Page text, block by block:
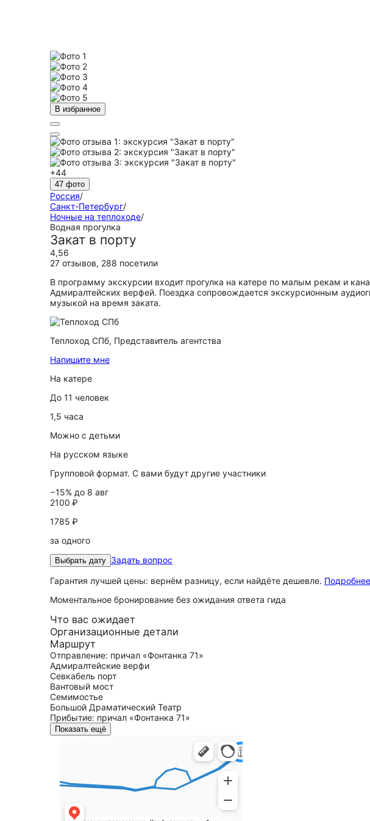
В избранное
+44
47 фото
Россия/
Санкт-Петербург/
Ночные на теплоходе/
Водная прогулка
Закат в порту
4,56
27 отзывов, 288 посетили
В программу экскурсии входит прогулка на катере по малым рекам и
Адмиралтейских верфей. Поездка сопровождается экскурсионным
музыкой на время заката.
Теплоход СПб, Представитель агентства
Напишите мне
На катере
До 11 человек
1,5 часа
Можно с детьми
На русском языке
Групповой формат. С вами будут другие участники
−15% до 8 авг
2100 ₽
1785 ₽
за одного
Выбрать дату Задать вопрос
Гарантия лучшей цены: вернём разницу, если найдёте дешевле. Подробнее
Моментальное бронирование без ожидания ответа гида
Что вас ожидает
Организационные детали
Маршрут
Отправление: причал «Фонтанка 71»
Адмиралтейские верфи
Севкабель порт
Вантовый мост
Семимостье
Большой Драматический Театр
Прибытие: причал «Фонтанка 71»
Показать ещё